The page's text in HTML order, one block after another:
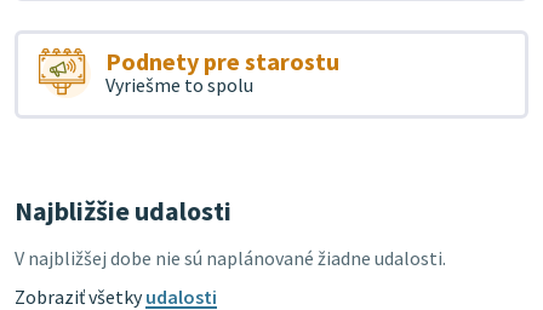
Podnety pre starostu
Vyriešme to spolu
Najbližšie udalosti
V najbližšej dobe nie sú naplánované žiadne udalosti.
Zobraziť všetkyudalosti